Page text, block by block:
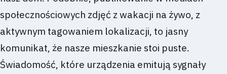
społecznościowych zdjęć z wakacji na żywo, z
aktywnym tagowaniem lokalizacji, to jasny
komunikat, że nasze mieszkanie stoi puste.
Świadomość, które urządzenia emitują sygnały